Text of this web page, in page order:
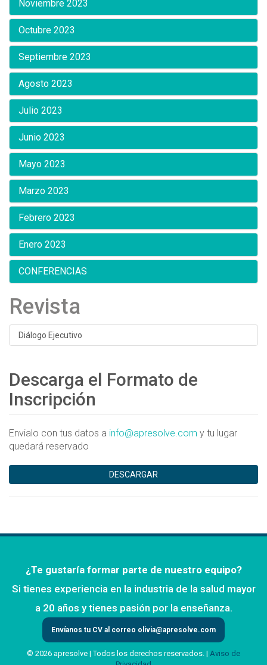
Noviembre 2023
Octubre 2023
Septiembre 2023
Agosto 2023
Julio 2023
Junio 2023
Mayo 2023
Marzo 2023
Febrero 2023
Enero 2023
CONFERENCIAS
Revista
Diálogo Ejecutivo
Descarga el Formato de
Inscripción
Envialo con tus datos a info@apresolve.com y tu lugar
quedará reservado
DESCARGAR
¿Te gustaría formar parte de nuestro equipo?
Si tienes experiencia en la industria de la salud mayor
a 20 años y tienes pasión por la enseñanza.
Envíanos tu CV al correo olivia@apresolve.com
© 2026 apresolve | Todos los derechos reservados. | Aviso de